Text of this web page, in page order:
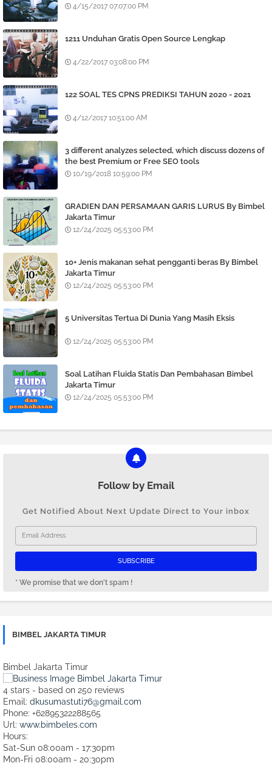
4/15/2017 07:07:00 PM
1211 Unduhan Gratis Open Source Lengkap
4/22/2017 03:08:00 PM
122 SOAL TES CPNS PREDIKSI TAHUN 2020 - 2021
4/12/2017 10:51:00 AM
3 different analyzes selected, which discuss dozens of
the best Premium or Free SEO tools
10/19/2018 10:59:00 PM
GRADIEN DAN PERSAMAAN GARIS LURUS By Bimbel
Jakarta Timur
12/24/2025 05:53:00 PM
10+ Jenis makanan sehat pengganti beras By Bimbel
Jakarta Timur
12/24/2025 05:53:00 PM
5 Universitas Tertua Di Dunia Yang Masih Eksis
12/24/2025 05:53:00 PM
Soal Latihan Fluida Statis Dan Pembahasan Bimbel
Jakarta Timur
12/24/2025 05:53:00 PM
Follow by Email
Get Notified About Next Update Direct to Your inbox
* We promise that we don't spam !
BIMBEL JAKARTA TIMUR
Bimbel Jakarta Timur
4 stars - based on 250 reviews
Email: dkusumastuti76@gmail.com
Phone: +62895322288565
Url: www.bimbeles.com
Hours:
Sat-Sun 08:00am - 17:30pm
Mon-Fri 08:00am - 20:30pm